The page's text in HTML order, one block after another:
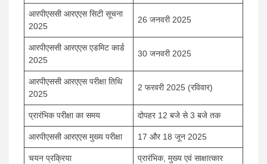
आरपीएससी आरएएस सिटी सूचना
2025
26 जनवरी 2025
आरपीएससी आरएएस एडमिट कार्ड
2025
30 जनवरी 2025
आरपीएससी आरएएस परीक्षा तिथि
2025
2 फरवरी 2025 (रविवार)
प्रारंभिक परीक्षा का समय दोपहर 12 बजे से 3 बजे तक
आरपीएससी आरएएस मुख्य परीक्षा 17 और 18 जून 2025
चयन प्रक्रिया प्रारंभिक, मुख्य एवं साक्षात्कार